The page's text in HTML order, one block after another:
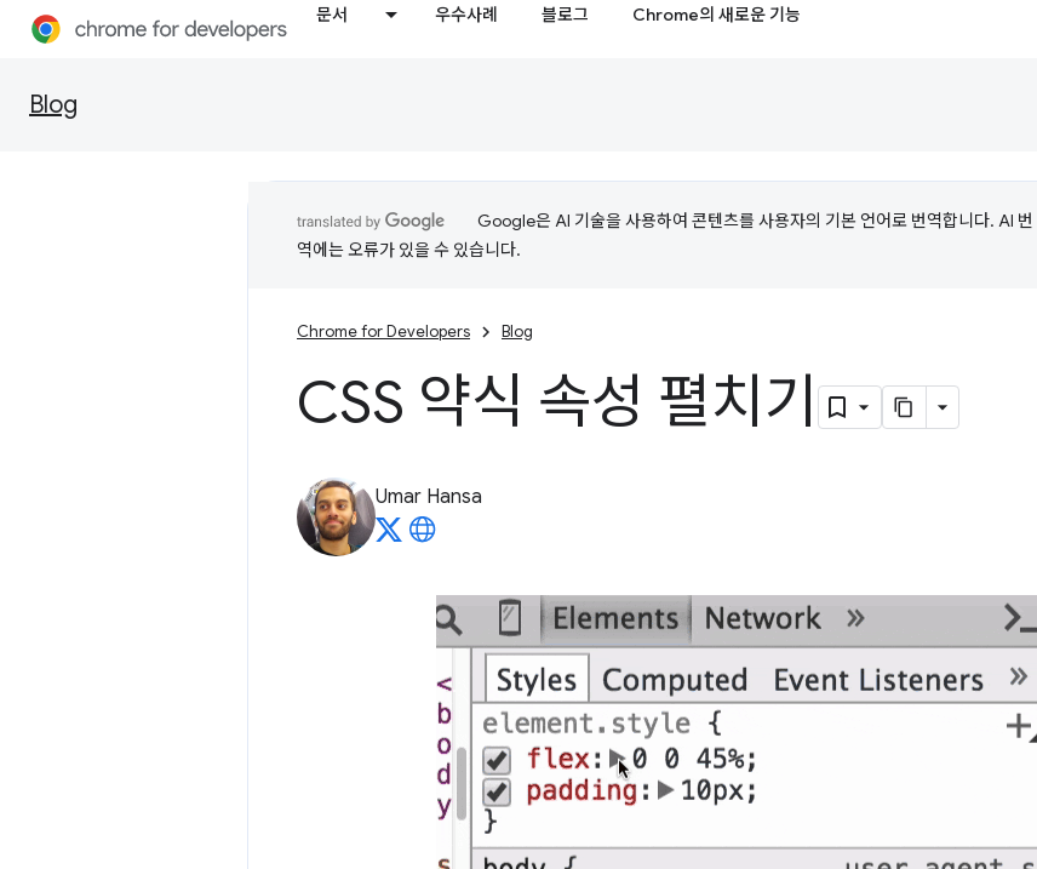
문서 우수사례 블로그 Chrome의 새로운 기능
Blog
Google은 AI 기술을 사용하여 콘텐츠를 사용자의 기본 언어로 번역합니다. AI 번
역에는 오류가 있을 수 있습니다.
Chrome for Developers Blog
CSS 약식 속성 펼치기
Umar Hansa